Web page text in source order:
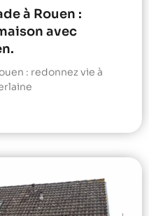
à Rouen :
avec
: redonnez vie à